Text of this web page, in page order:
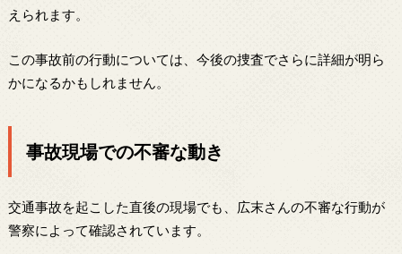
えられます。
この事故前の行動については、今後の捜査でさらに詳細が明ら
かになるかもしれません。
事故現場での不審な動き
交通事故を起こした直後の現場でも、広末さんの不審な行動が
警察によって確認されています。